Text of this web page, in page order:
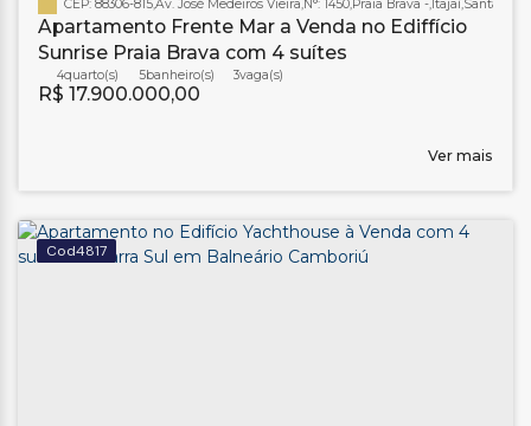
Apartamento Frente Mar a Venda no Ediffício
Sunrise Praia Brava com 4 suítes
R$ 17.900.000,00
CEP: 88306-815,Av. José Medeiros Vieira,N°: 1450,Praia Brava ,Itajaí,Santa
4 5banheiro(s) 3
Ver mais
4817